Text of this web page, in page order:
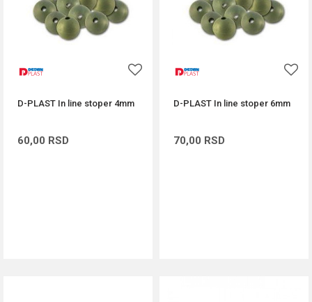
D-PLAST In line stoper 4mm
60,00 RSD
D-PLAST In line stoper 6mm
70,00 RSD